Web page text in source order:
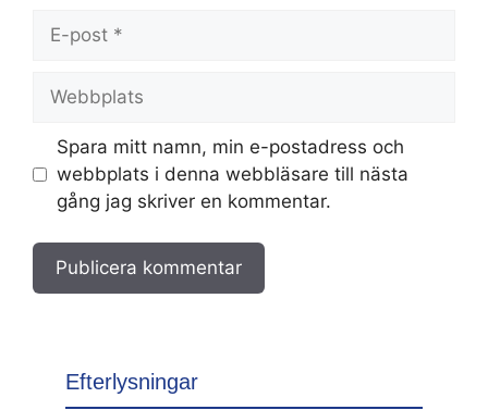
post
Spara mitt namn, min e-postadress och
webbplats i denna webbläsare till nästa
gång jag skriver en kommentar.
Efterlysningar